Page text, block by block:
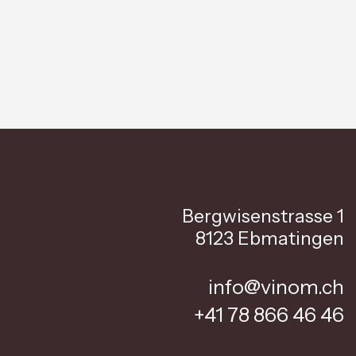
Bergwisenstrasse 1
8123 Ebmatingen
info@vinom.ch
+41 78 866 46 46